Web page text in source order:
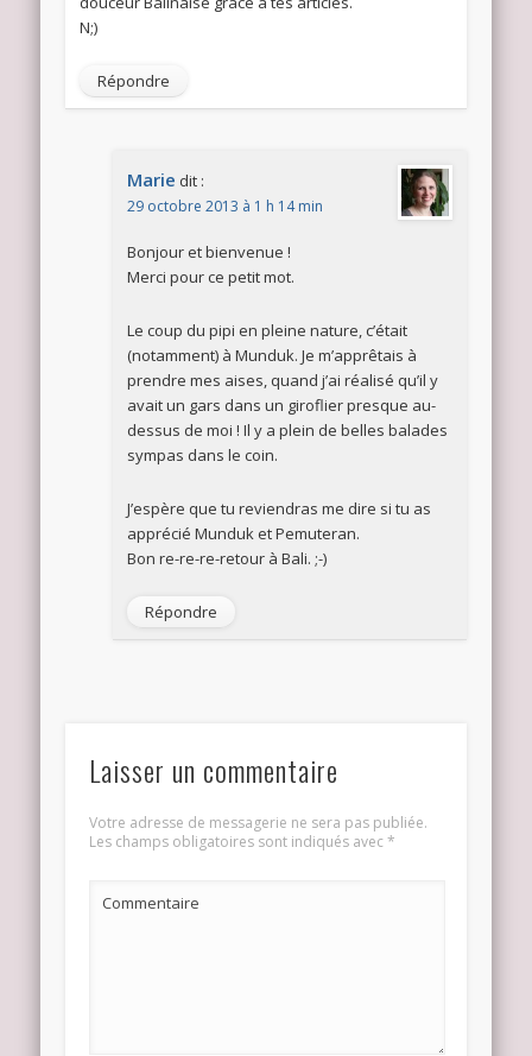
N;)
Répondre
Marie dit :
29 octobre 2013 à 1 h 14 min
Bonjour et bienvenue !
Merci pour ce petit mot.
Le coup du pipi en pleine nature, c’était
(notamment) à Munduk. Je m’apprêtais à
prendre mes aises, quand j’ai réalisé qu’il y
avait un gars dans un giroflier presque au-
dessus de moi ! Il y a plein de belles balades
sympas dans le coin.
J’espère que tu reviendras me dire si tu as
apprécié Munduk et Pemuteran.
Bon re-re-re-retour à Bali. ;-)
Répondre
Laisser un commentaire
Votre adresse de messagerie ne sera pas publiée.
Les champs obligatoires sont indiqués avec*
Commentaire